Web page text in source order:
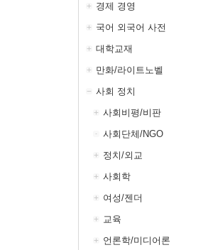
경제 경영
국어 외국어 사전
대학교재
만화/라이트노벨
사회 정치
사회비평/비판
사회단체/NGO
정치/외교
사회학
여성/젠더
교육
언론학/미디어론